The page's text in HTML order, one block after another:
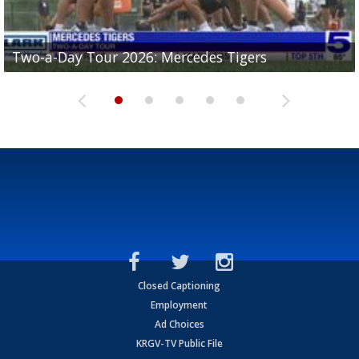
Two-a-Day Tour 2026: Mercedes Tigers
Two-a-Day Tour 2026: Progreso Red Ants
Two-a-Day Tour 2026: Donna Redskins
Two-a-Day Tour 2026: Brownsville Pace Vikings
Two-a-Day Tour 2026: La Joya Coyotes
Closed Captioning
Employment
Ad Choices
KRGV-TV Public File